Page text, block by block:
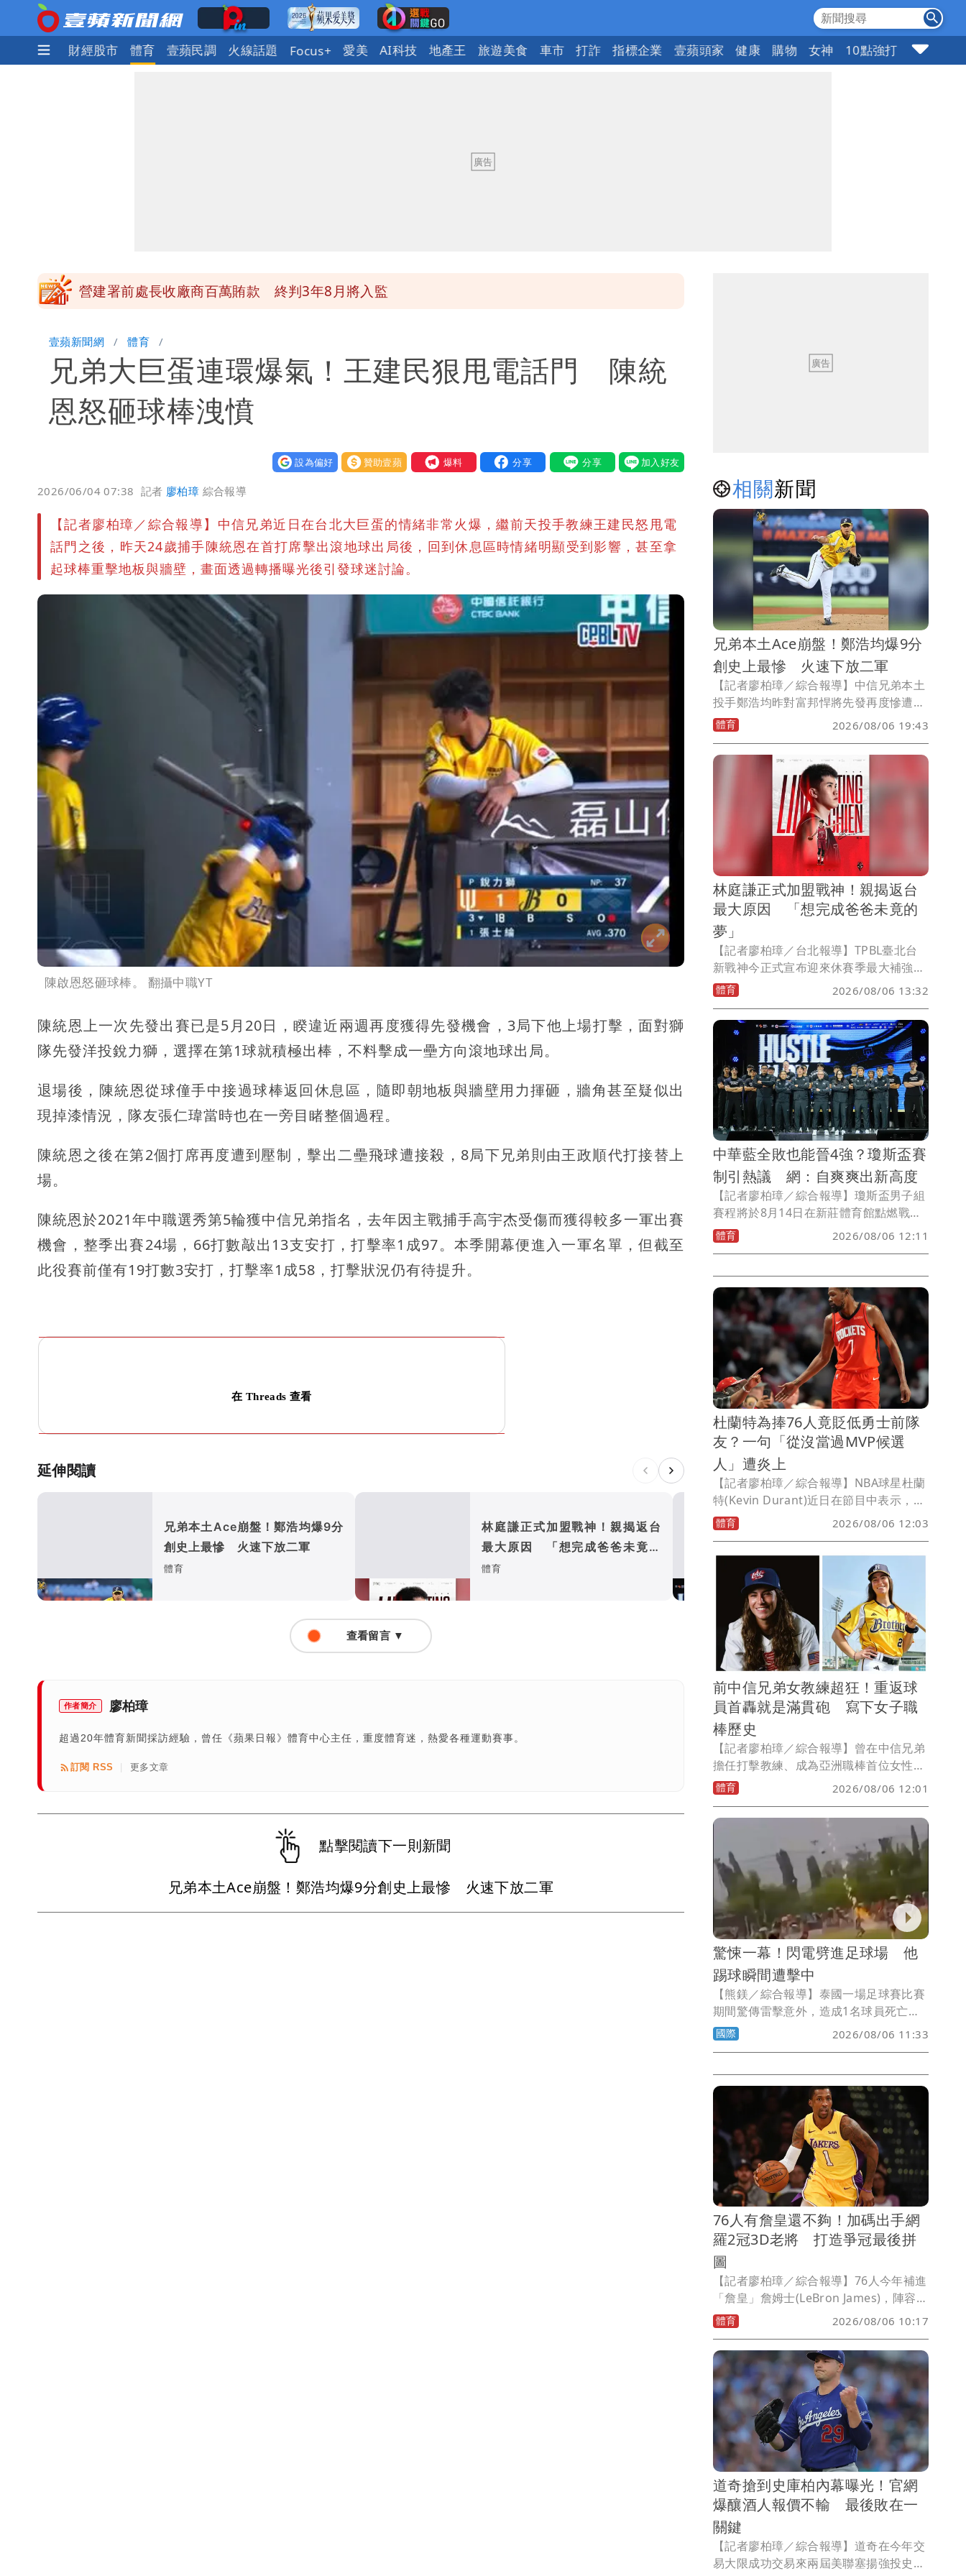
國際 財經股市 體育 壹蘋民調 火線話題 Focus+ 愛美 AI科技 地產王 旅遊美食 車市 打詐 指標企業 壹蘋頭家 健康 購物 女神 10點強打
營建署前處長收廠商百萬賄款 終判3年8月將入監
慈濟買BNT遭詐10億元 蔡英文：政府很多謹慎判斷當時未被理解
壹蘋新聞網 體育
兄弟大巨蛋連環爆氣！王建民狠甩電話門 陳統
恩怒砸球棒洩憤
設為偏好 贊助壹蘋 我要爆料
2026/06/04 07:38 記者 廖柏璋 綜合報導
【記者廖柏璋／綜合報導】中信兄弟近日在台北大巨蛋的情緒非常火爆，繼前天投手教練王建民怒甩電
話門之後，昨天24歲捕手陳統恩在首打席擊出滾地球出局後，回到休息區時情緒明顯受到影響，甚至拿
起球棒重擊地板與牆壁，畫面透過轉播曝光後引發球迷討論。
陳啟恩怒砸球棒。 翻攝中職YT
陳統恩上一次先發出賽已是5月20日，睽違近兩週再度獲得先發機會，3局下他上場打擊，面對獅
隊先發洋投銳力獅，選擇在第1球就積極出棒，不料擊成一壘方向滾地球出局。
退場後，陳統恩從球僮手中接過球棒返回休息區，隨即朝地板與牆壁用力揮砸，牆角甚至疑似出
現掉漆情況，隊友張仁瑋當時也在一旁目睹整個過程。
陳統恩之後在第2個打席再度遭到壓制，擊出二壘飛球遭接殺，8局下兄弟則由王政順代打接替上
場。
陳統恩於2021年中職選秀第5輪獲中信兄弟指名，去年因主戰捕手高宇杰受傷而獲得較多一軍出賽
機會，整季出賽24場，66打數敲出13支安打，打擊率1成97。本季開幕便進入一軍名單，但截至
此役賽前僅有19打數3安打，打擊率1成58，打擊狀況仍有待提升。
在 Threads 查看
延伸閱讀
兄弟本土Ace崩盤！鄭浩均爆9分
創史上最慘 火速下放二軍
體育
林庭謙正式加盟戰神！親揭返台
最大原因 「想完成爸爸未竟的
夢」
體育
中華藍全敗也能晉4強？瓊斯
制引熱議 網：自爽爽出新高
查看留言 ▼
作者簡介 廖柏璋
超過20年體育新聞採訪經驗，曾任《蘋果日報》體育中心主任，重度體育迷，熱愛各種運動賽事。
訂閱 RSS 更多文章
點擊閱讀下一則新聞
兄弟本土Ace崩盤！鄭浩均爆9分創史上最慘 火速下放二軍
相關新聞
兄弟本土Ace崩盤！鄭浩均爆9分
創史上最慘 火速下放二軍
【記者廖柏璋／綜合報導】中信兄弟本土
投手鄭浩均昨對富邦悍將先發再度慘遭重
擊，主投4.1局被敲10支安打、失9分自責
分，兄弟今天隨即宣布將鄭浩均下放二
軍。
體育 2026/08/06 19:43
林庭謙正式加盟戰神！親揭返台
最大原因 「想完成爸爸未竟的
夢」
【記者廖柏璋／台北報導】TPBL臺北台
新戰神今正式宣布迎來休賽季最大補強，
簽下中華隊主力後衛林庭謙，雙方達成複
數年合約，這位26歲台灣籃壇代表球星，
結束6年CBA生涯後返台發展，不僅將成
為戰神後場核心，也希望延續已故父親林
正明長年深耕基層籃球的精神，在台灣發
揮更大的影響力。
體育 2026/08/06 13:32
中華藍全敗也能晉4強？瓊斯盃賽
制引熱議 網：自爽爽出新高度
【記者廖柏璋／綜合報導】瓊斯盃男子組
賽程將於8月14日在新莊體育館點燃戰
火，不過中華籃協5日公布男子組新賽制
後，卻因中華藍隊「保底四強」的晉級規
權，甚至有球迷留言諷根本就是「自爽
盃」。
體育 2026/08/06 12:11
杜蘭特為捧76人竟貶低勇士前隊
友？一句「從沒當過MVP候選
人」遭炎上
【記者廖柏璋／綜合報導】NBA球星杜蘭
特(Kevin Durant)近日在節目中表示，在
詹姆士(LeBron James)加入之後， 76人
紙面實力比他當年效力勇士時的冠軍班底
更強，而他也提到湯普森(Klay
Thompson)從來不是MVP候選人，引發
球迷與前NBA球員熱議。
體育 2026/08/06 12:03
前中信兄弟女教練超狂！重返球
員首轟就是滿貫砲 寫下女子職
棒歷史
【記者廖柏璋／綜合報導】曾在中信兄弟
擔任打擊教練、成為亞洲職棒首位女性教
練的莎菈（Sarah Edwards），今年重返
球員身分後締造歷史，在美國女子職業棒
球聯盟（WPBL），首局就轟出聯盟史上
體育 2026/08/06 12:01
驚悚一幕！閃電劈進足球場 他
踢球瞬間遭擊中
【熊鎂／綜合報導】泰國一場足球賽比賽
期間驚傳雷擊意外，造成1名球員死亡、
12人受傷。現場影片顯示，一道閃電突然
劈向球場附近，伴隨火光與濃煙竄起，畫
國際 2026/08/06 11:33
76人有詹皇還不夠！加碼出手網
羅2冠3D老將 打造爭冠最後拼
圖
【記者廖柏璋／綜合報導】76人今年補進
「詹皇」詹姆士(LeBron James)，陣容持
續補強，今天正式宣布簽下擁有2枚NBA
冠軍戒的「3D」(3分+防守)好手波普
（Kentavious Caldwell-Pope），將為
新賽季後場增添經驗與防守戰力。
體育 2026/08/06 10:17
道奇搶到史庫柏內幕曝光！官網
爆釀酒人報價不輸 最後敗在一
關鍵
【記者廖柏璋／綜合報導】道奇在今年交
易大限成功交易來兩屆美聯塞揚強投史庫